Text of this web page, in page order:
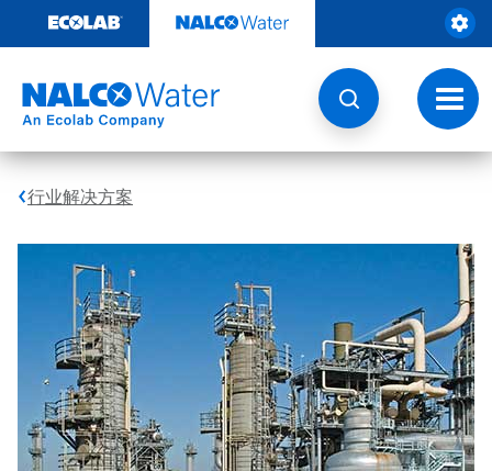
至
切
换
导
航
行业解决方案